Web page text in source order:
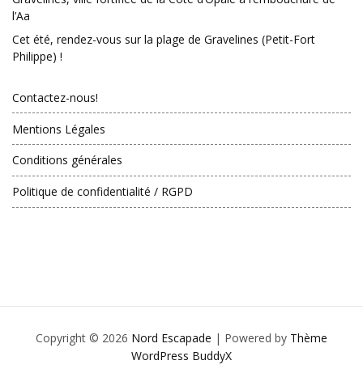
l’Aa
Cet été, rendez-vous sur la plage de Gravelines (Petit-Fort
Philippe) !
Contactez-nous!
Mentions Légales
Conditions générales
Politique de confidentialité / RGPD
Copyright © 2026 Nord Escapade | Powered by Thème
WordPress BuddyX